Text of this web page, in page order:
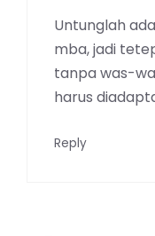
Untunglah
mba, jadi
tanpa was-
harus
Reply